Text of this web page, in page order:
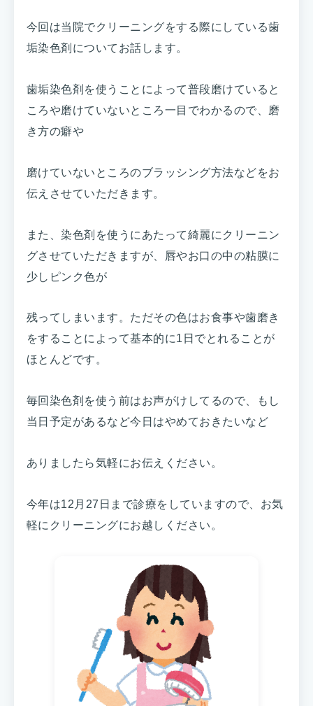
今回は当院でクリーニングをする際にしている歯
垢染色剤についてお話します。
歯垢染色剤を使うことによって普段磨けていると
ころや磨けていないところ一目でわかるので、磨
き方の癖や
磨けていないところのブラッシング方法などをお
伝えさせていただきます。
また、染色剤を使うにあたって綺麗にクリーニン
グさせていただきますが、唇やお口の中の粘膜に
少しピンク色が
残ってしまいます。ただその色はお食事や歯磨き
をすることによって基本的に1日でとれることが
ほとんどです。
毎回染色剤を使う前はお声がけしてるので、もし
当日予定があるなど今日はやめておきたいなど
ありましたら気軽にお伝えください。
今年は12月27日まで診療をしていますので、お気
軽にクリーニングにお越しください。